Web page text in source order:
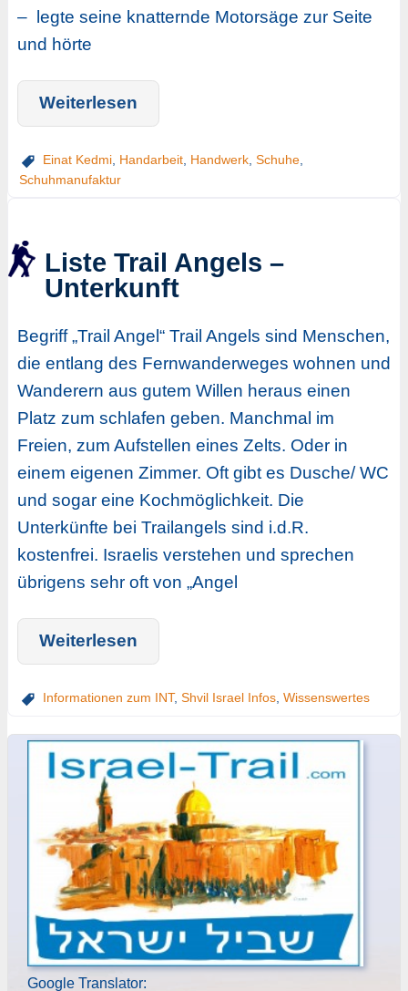
– legte seine knatternde Motorsäge zur Seite
und hörte
Weiterlesen
Einat Kedmi, Handarbeit, Handwerk, Schuhe,
Schuhmanufaktur
Liste Trail Angels –
Unterkunft
Begriff „Trail Angel“ Trail Angels sind Menschen,
die entlang des Fernwanderweges wohnen und
Wanderern aus gutem Willen heraus einen
Platz zum schlafen geben. Manchmal im
Freien, zum Aufstellen eines Zelts. Oder in
einem eigenen Zimmer. Oft gibt es Dusche/ WC
und sogar eine Kochmöglichkeit. Die
Unterkünfte bei Trailangels sind i.d.R.
kostenfrei. Israelis verstehen und sprechen
übrigens sehr oft von „Angel
Weiterlesen
Informationen zum INT, Shvil Israel Infos, Wissenswertes
Google Translator: